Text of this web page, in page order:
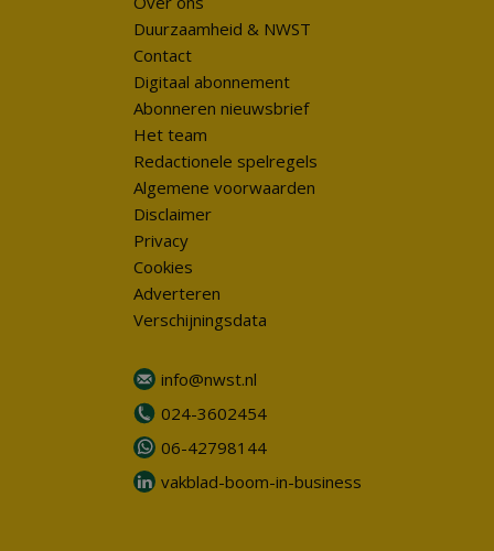
Duurzaamheid & NWST
Contact
Digitaal abonnement
Abonneren nieuwsbrief
Het team
Redactionele spelregels
Algemene voorwaarden
Disclaimer
Privacy
Cookies
Adverteren
Verschijningsdata
info@nwst.nl
024-3602454
06-42798144
vakblad-boom-in-business